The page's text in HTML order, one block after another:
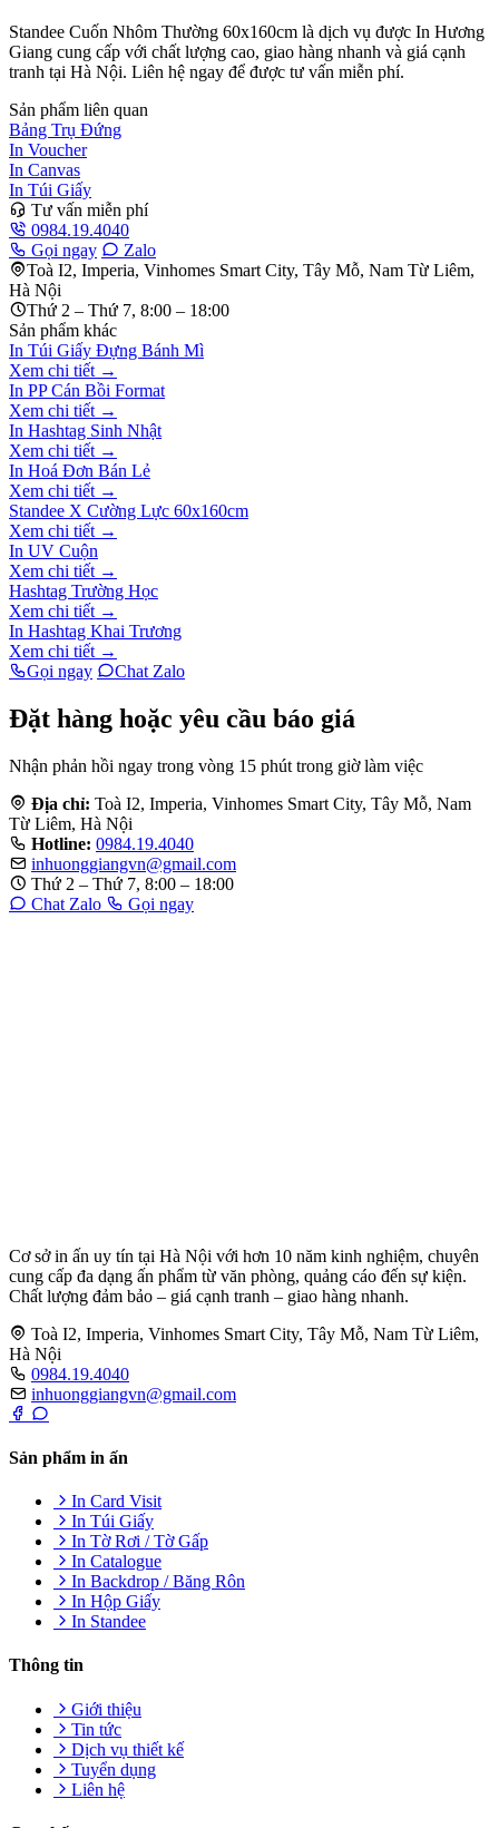
Standee Cuốn Nhôm Thường 60x160cm là dịch vụ được In Hương
Giang cung cấp với chất lượng cao, giao hàng nhanh và giá cạnh
tranh tại Hà Nội. Liên hệ ngay để được tư vấn miễn phí.
Sản phẩm liên quan
Bảng Trụ Đứng
In Voucher
In Canvas
In Túi Giấy
Tư vấn miễn phí
0984.19.4040
Gọi ngay
Zalo
Toà I2, Imperia, Vinhomes Smart City, Tây Mỗ, Nam Từ Liêm,
Hà Nội
Thứ 2 – Thứ 7, 8:00 – 18:00
Sản phẩm khác
In Túi Giấy Đựng Bánh Mì
Xem chi tiết →
In PP Cán Bồi Format
Xem chi tiết →
In Hashtag Sinh Nhật
Xem chi tiết →
In Hoá Đơn Bán Lẻ
Xem chi tiết →
Standee X Cường Lực 60x160cm
Xem chi tiết →
In UV Cuộn
Xem chi tiết →
Hashtag Trường Học
Xem chi tiết →
In Hashtag Khai Trương
Xem chi tiết →
Gọi ngay
Chat Zalo
Đặt hàng hoặc yêu cầu báo giá
Nhận phản hồi ngay trong vòng 15 phút trong giờ làm việc
Địa chỉ: Toà I2, Imperia, Vinhomes Smart City, Tây Mỗ, Nam
Từ Liêm, Hà Nội
Hotline: 0984.19.4040
inhuonggiangvn@gmail.com
Thứ 2 – Thứ 7, 8:00 – 18:00
Chat Zalo
Gọi ngay
Cơ sở in ấn uy tín tại Hà Nội với hơn 10 năm kinh nghiệm, chuyên
cung cấp đa dạng ấn phẩm từ văn phòng, quảng cáo đến sự kiện.
Chất lượng đảm bảo – giá cạnh tranh – giao hàng nhanh.
Toà I2, Imperia, Vinhomes Smart City, Tây Mỗ, Nam Từ Liêm,
Hà Nội
0984.19.4040
inhuonggiangvn@gmail.com
Sản phẩm in ấn
In Card Visit
In Túi Giấy
In Tờ Rơi / Tờ Gấp
In Catalogue
In Backdrop / Băng Rôn
In Hộp Giấy
In Standee
Thông tin
Giới thiệu
Tin tức
Dịch vụ thiết kế
Tuyển dụng
Liên hệ